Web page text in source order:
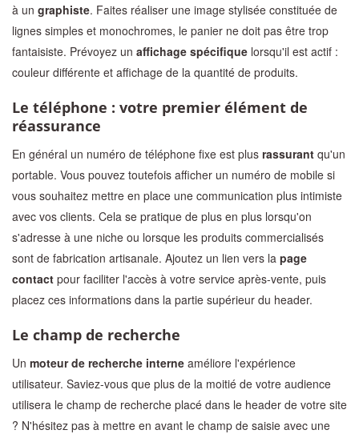
à un graphiste. Faites réaliser une image stylisée constituée de
lignes simples et monochromes, le panier ne doit pas être trop
fantaisiste. Prévoyez un affichage spécifique lorsqu'il est actif :
couleur différente et affichage de la quantité de produits.
Le téléphone : votre premier élément de
réassurance
En général un numéro de téléphone fixe est plus rassurant qu'un
portable. Vous pouvez toutefois afficher un numéro de mobile si
vous souhaitez mettre en place une communication plus intimiste
avec vos clients. Cela se pratique de plus en plus lorsqu'on
s'adresse à une niche ou lorsque les produits commercialisés
sont de fabrication artisanale. Ajoutez un lien vers la page
contact pour faciliter l'accès à votre service après-vente, puis
placez ces informations dans la partie supérieur du header.
Le champ de recherche
Un moteur de recherche interne améliore l'expérience
utilisateur. Saviez-vous que plus de la moitié de votre audience
utilisera le champ de recherche placé dans le header de votre site
? N'hésitez pas à mettre en avant le champ de saisie avec une